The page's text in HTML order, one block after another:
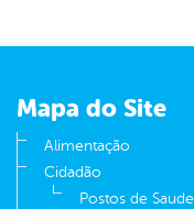
Mapa do Site
Alimentação
Cidadão
Postos de Saude